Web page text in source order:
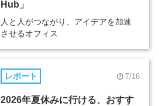
Hub」
人と人がつながり、アイデアを加速
させるオフィス
レポート 7/16
2026年夏休みに行ける、おすす